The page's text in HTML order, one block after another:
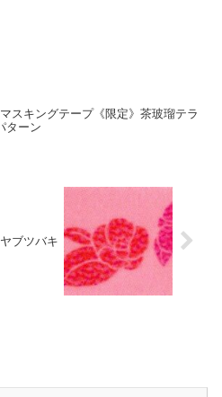
スキングテープ《限定》茶玻瑠テラ
ターン
ブツバキ